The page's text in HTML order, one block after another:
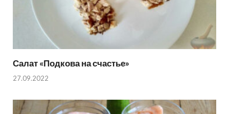
Салат «Подкова на счастье»
27.09.2022